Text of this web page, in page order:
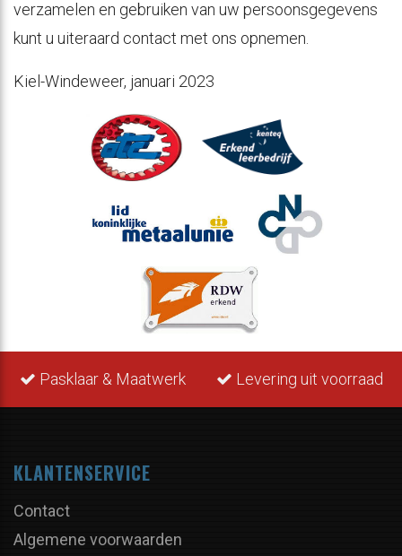
verzamelen en gebruiken van uw persoonsgegevens
kunt u uiteraard contact met ons opnemen.
Kiel-Windeweer, januari 2023
Pasklaar & Maatwerk Levering uit voorraad
KLANTENSERVICE
Contact
Algemene voorwaarden